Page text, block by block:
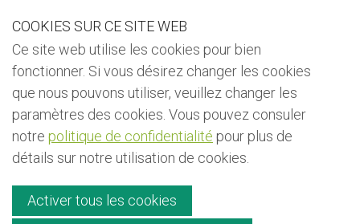
Our Phone Number:
+32 (0) 491 25 15 15 Our Email Address:
info@kiyo-ngo.be
Back to
Bulletin d'information
Faire un don
Contact
COOKIES SUR CE SITE WEB
Ce site web utilise les cookies pour bien
fonctionner. Si vous désirez changer les cookies
que nous pouvons utiliser, veuillez changer les
paramètres des cookies. Vous pouvez consuler
notre politique de confidentialité pour plus de
détails sur notre utilisation de cookies.
Activer tous les cookies